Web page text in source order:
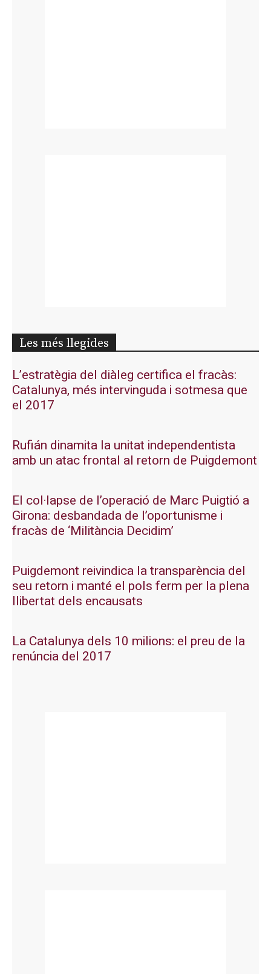
Les més llegides
L’estratègia del diàleg certifica el fracàs:
Catalunya, més intervinguda i sotmesa que
el 2017
Rufián dinamita la unitat independentista
amb un atac frontal al retorn de Puigdemont
El col·lapse de l’operació de Marc Puigtió a
Girona: desbandada de l’oportunisme i
fracàs de ‘Militància Decidim’
Puigdemont reivindica la transparència del
seu retorn i manté el pols ferm per la plena
llibertat dels encausats
La Catalunya dels 10 milions: el preu de la
renúncia del 2017